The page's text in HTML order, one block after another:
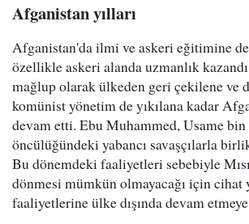
Afganistan yılları
Afganistan'da ilmi ve askeri eğitimine
özellikle askeri alanda uzmanlık
mağlup olarak ülkeden geri çekilene ve
komünist yönetim de yıkılana kadar
devam etti. Ebu Muhammed, Usame
öncülüğündeki yabancı savaşçılarla
Bu dönemdeki faaliyetleri sebebiyle
dönmesi mümkün olmayacağı için cihat
faaliyetlerine ülke dışında devam